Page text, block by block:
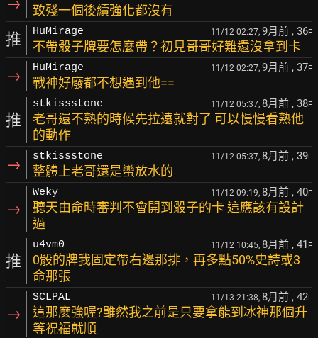
致殘一個後續強化都沒有
推 HuMirage 11/12 02:27, 9月前 , 36F
不帶骰子牌要怎麼帶？初見哥哥好難還沒拿到卡
→ HuMirage 11/12 02:27, 9月前 , 37F
戰神好廢都不想遇到他==
推
stkissstone 11/12 05:37, 8月前 , 38F
老哥還不熟的時候先拉遠就對了 可以慢慢看熟他
的動作
→ stkissstone 11/12 05:37, 8月前 , 39F
整體上老哥還是蠻放水的
→
Weky 11/12 09:19, 8月前 , 40F
聽天由命時審判不會開到骰子的卡 這應該有設計
過
推
u4vm0 11/12 10:45, 8月前 , 41 F
0骰的牌我固定帶右邊那排，再多點50%史詩或3
命那張
→
SCLPAL 11/13 21:38, 8月前 , 42F
這那麼強喔?雖然我之前是只要拿能到冰神那個升
等祝福就順